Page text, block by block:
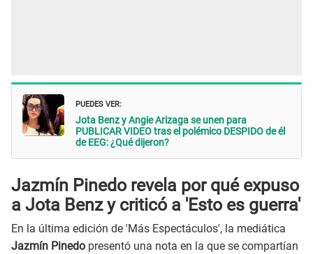
PUEDES VER:
Jota Benz y Angie Arizaga se unen para
PUBLICAR VIDEO tras el polémico DESPIDO de él
de EEG: ¿Qué dijeron?
Jazmín Pinedo revela por qué expuso
a Jota Benz y criticó a 'Esto es guerra'
En la última edición de 'Más Espectáculos', la mediática
Jazmín Pinedo presentó una nota en la que se compartían